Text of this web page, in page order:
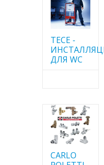
TECE -
ДЛЯ WC
CARLO